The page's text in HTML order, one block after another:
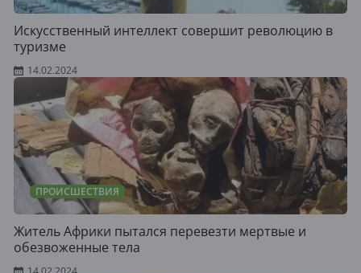
Искусственный интеллект совершит революцию в
туризме
14.02.2024
ПРОИСШЕСТВИЯ
Житель Африки пытался перевезти мертвые и
обезвоженные тела